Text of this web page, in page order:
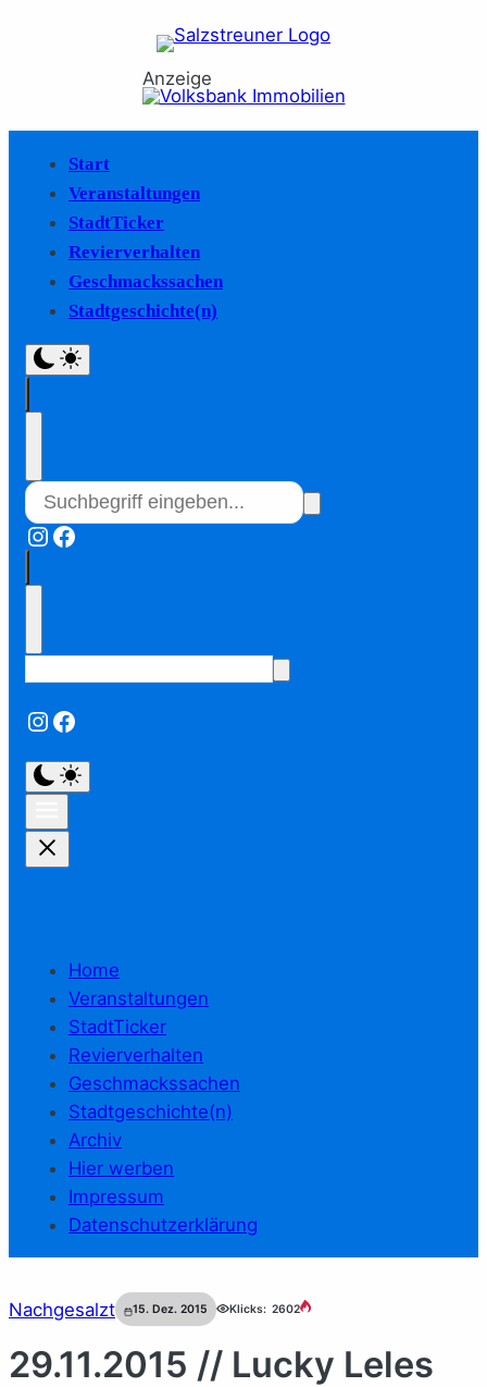
Anzeige
Start
Veranstaltungen
StadtTicker
Revierverhalten
Geschmackssachen
Stadtgeschichte(n)
Instagram
Facebook
Instagram
Facebook
Home
Veranstaltungen
StadtTicker
Revierverhalten
Geschmackssachen
Stadtgeschichte(n)
Archiv
Hier werben
Impressum
Datenschutzerklärung
Nachgesalzt 15. Dez. 2015 Klicks: 2602
29.11.2015 // Lucky Leles